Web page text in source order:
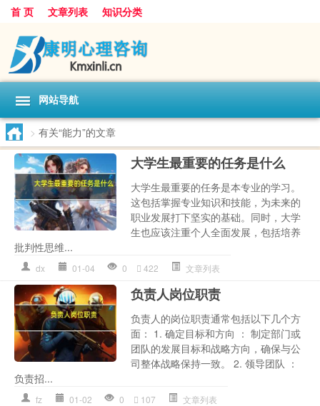
首 页 文章列表 知识分类
网站导航
> 有关“能力”的文章
大学生最重要的任务是什么
大学生最重要的任务是本专业的学习。
这包括掌握专业知识和技能，为未来的
职业发展打下坚实的基础。同时，大学
生也应该注重个人全面发展，包括培养
批判性思维...
dx 01-04 0 422 文章列表
负责人岗位职责
负责人的岗位职责通常包括以下几个方
面： 1. 确定目标和方向 ： 制定部门或
团队的发展目标和战略方向，确保与公
司整体战略保持一致。 2. 领导团队 ：
负责招...
fz 01-02 0 107 文章列表